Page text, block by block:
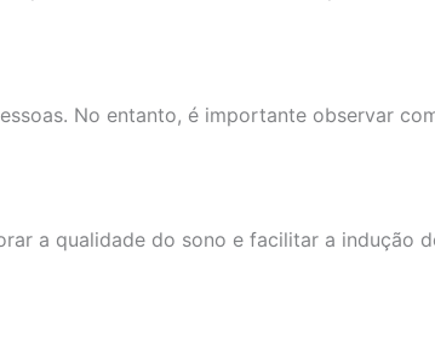
No entanto, é importante observar
a qualidade do sono e facilitar a indução